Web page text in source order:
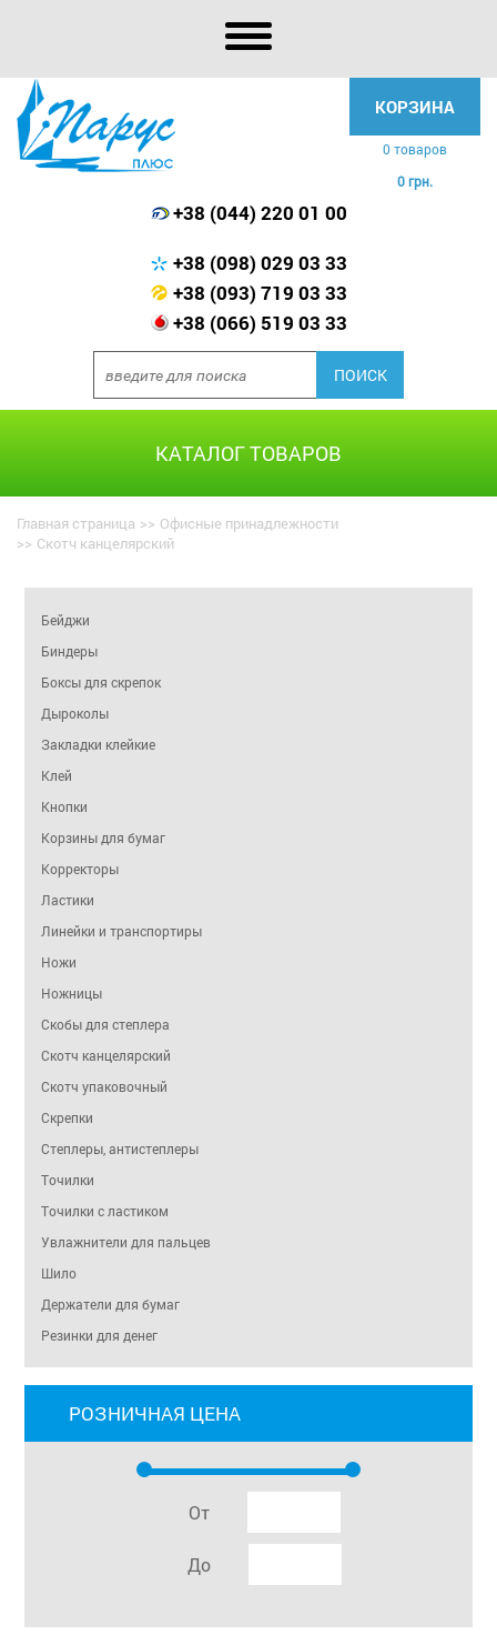
КОРЗИНА
0 товаров
0 грн.
+38 (044) 220 01 00
+38 (098) 029 03 33
+38 (093) 719 03 33
+38 (066) 519 03 33
КАТАЛОГ ТОВАРОВ
Главная страница >> Офисные принадлежности
>> Скотч канцелярский
Бейджи
Биндеры
Боксы для скрепок
Дыроколы
Закладки клейкие
Клей
Кнопки
Корзины для бумаг
Корректоры
Ластики
Линейки и транспортиры
Ножи
Ножницы
Скобы для степлера
Скотч канцелярский
Скотч упаковочный
Скрепки
Степлеры, антистеплеры
Точилки
Точилки с ластиком
Увлажнители для пальцев
Шило
Держатели для бумаг
Резинки для денег
РОЗНИЧНАЯ ЦЕНА
От
До